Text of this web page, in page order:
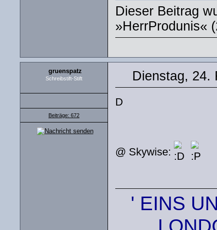
Dieser Beitrag
»HerrProdunis«
gruenspatz
Schreibstift-Stift
Beiträge: 672
Dienstag, 24.
D
@ Skywise:
' EINS